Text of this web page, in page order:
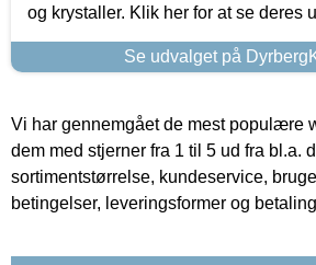
og krystaller. Klik her for at se deres
Se udvalget på
Vi har gennemgået de mest populære
dem med stjerner fra 1 til 5 ud fra bl.a.
sortimentstørrelse, kundeservice,
betingelser, leveringsformer og